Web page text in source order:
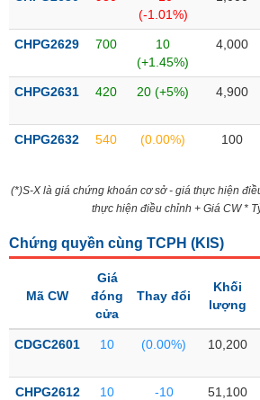
(-1.01%)
CHPG2629 700
10
(+1.45%)
4,000
CHPG2631 420 20 (+5%) 4,900
CHPG2632 540 (0.00%) 100
(*)S-X là giá chứng khoán cơ sở - giá thực hiện
thực hiện điều chỉnh + Giá CW *
Chứng quyền cùng TCPH (KIS)
Mã CW
Giá
đóng
cửa
Thay đổi
Khối
lượng
CDGC2601 10 (0.00%) 10,200
CHPG2612 10
-10
51,100
SÓC
KHỎE
TÀI
CÔNG
NGHỆ
TIN
DỊCH